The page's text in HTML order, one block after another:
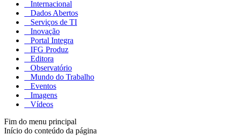
Internacional
Dados Abertos
Serviços de TI
Inovação
Portal Integra
IFG Produz
Editora
Observatório
Mundo do Trabalho
Eventos
Imagens
Vídeos
Fim do menu principal
Início do conteúdo da página